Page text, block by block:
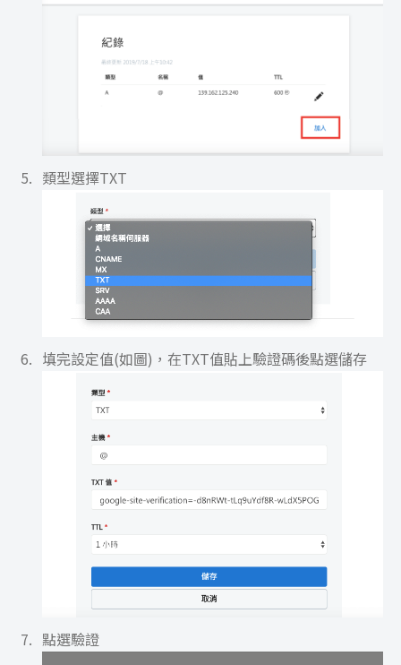
類型選擇TXT
填完設定值(如圖)，在TXT值貼上驗證碼後點選儲存
點選驗證